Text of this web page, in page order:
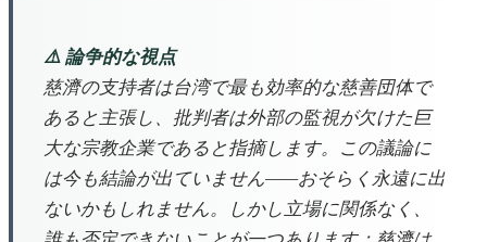
⚠️ 論争的な視点
慈濟の支持者は台湾で最も効率的な慈善団体で
あると主張し、批判者は外部の監視が欠けた巨
大な宗教企業であると指摘します。この議論に
は今も結論が出ていません——おそらく永遠に出
ないかもしれません。しかし立場に関係なく、